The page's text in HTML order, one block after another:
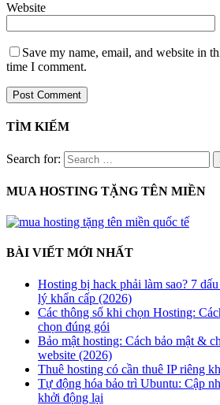
Website
Save my name, email, and website in
time I comment.
TÌM KIẾM
Search for:
MUA HOSTING TẶNG TÊN MIỀN
BÀI VIẾT MỚI NHẤT
Hosting bị hack phải làm sao? 7
lý khẩn cấp (2026)
Các thông số khi chọn Hosting:
chọn đúng gói
Bảo mật hosting: Cách bảo mật &
website (2026)
Thuê hosting có cần thuê IP riêng
Tự động hóa bảo trì Ubuntu: Cập
khởi động lại